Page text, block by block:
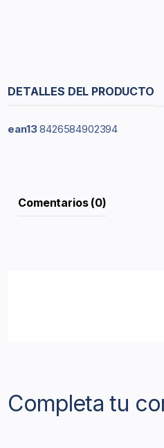
DETALLES DEL PRODUCTO
ean13 8426584902394
Comentarios (0)
Completa tu